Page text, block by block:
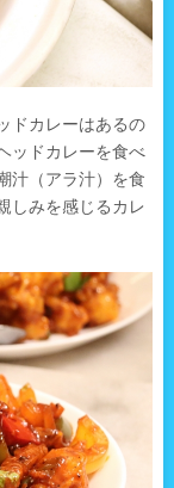
ドカレーはあるの
ッドカレーを食べ
汁（アラ汁）を食
しみを感じるカレ